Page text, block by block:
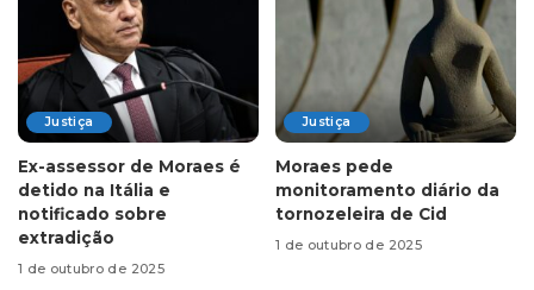
Justiça
Ex-assessor de Moraes é
detido na Itália e
notificado sobre
extradição
1 de outubro de 2025
Justiça
Moraes pede
monitoramento diário da
tornozeleira de Cid
1 de outubro de 2025